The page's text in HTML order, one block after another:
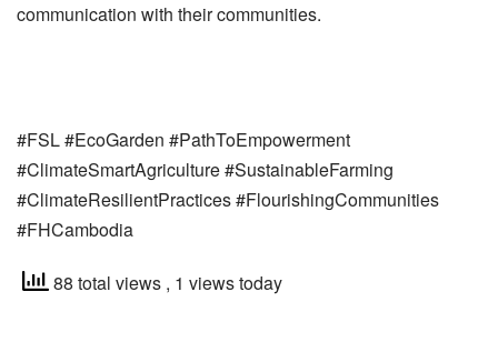
communication with their communities.
#FSL #EcoGarden #PathToEmpowerment
#ClimateSmartAgriculture #SustainableFarming
#ClimateResilientPractices #FlourishingCommunities
#FHCambodia
88 total views , 1 views today